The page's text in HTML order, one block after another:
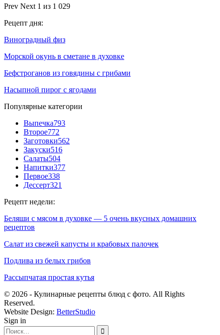
Prev Next 1 из 1 029
Рецепт дня:
Виноградный физ
Морской окунь в сметане в духовке
Бефстроганов из говядины с грибами
Насыпной пирог с ягодами
Популярные категории
Выпечка793
Второе772
Заготовки562
Закуски516
Салаты504
Напитки377
Первое338
Дессерт321
Рецепт недели:
Беляши с мясом в духовке — 5 очень вкусных домашних
рецептов
Салат из свежей капусты и крабовых палочек
Подлива из белых грибов
Рассыпчатая простая кутья
© 2026 - Кулинарные рецепты блюд с фото. All Rights
Reserved.
Website Design: BetterStudio
Sign in